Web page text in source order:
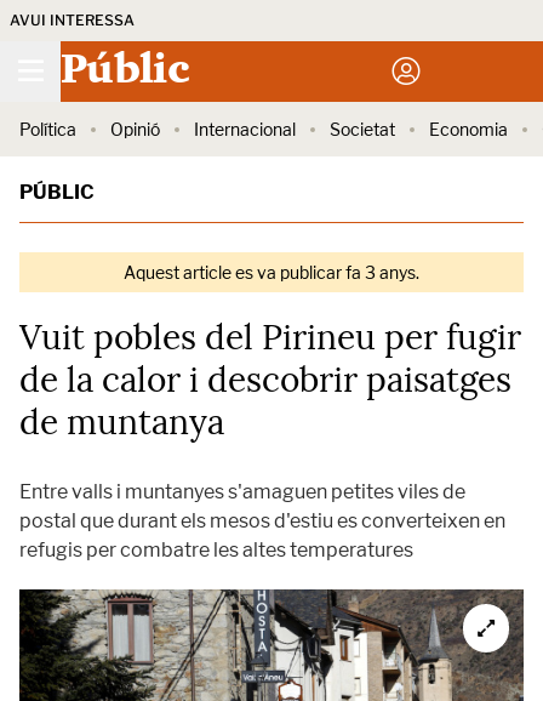
AVUI INTERESSA
Públic
Política Opinió Internacional Societat Economia
PÚBLIC
Aquest article es va publicar fa 3 anys.
Vuit pobles del Pirineu per fugir
de la calor i descobrir paisatges
de muntanya
Entre valls i muntanyes s'amaguen petites viles de
postal que durant els mesos d'estiu es converteixen en
refugis per combatre les altes temperatures